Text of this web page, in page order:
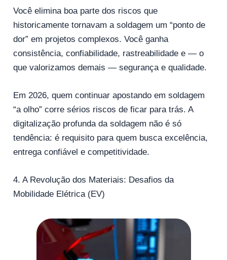
Você elimina boa parte dos riscos que
historicamente tornavam a soldagem um “ponto de
dor” em projetos complexos. Você ganha
consistência, confiabilidade, rastreabilidade e — o
que valorizamos demais — segurança e qualidade.
Em 2026, quem continuar apostando em soldagem
“a olho” corre sérios riscos de ficar para trás. A
digitalização profunda da soldagem não é só
tendência: é requisito para quem busca excelência,
entrega confiável e competitividade.
4. A Revolução dos Materiais: Desafios da
Mobilidade Elétrica (EV)